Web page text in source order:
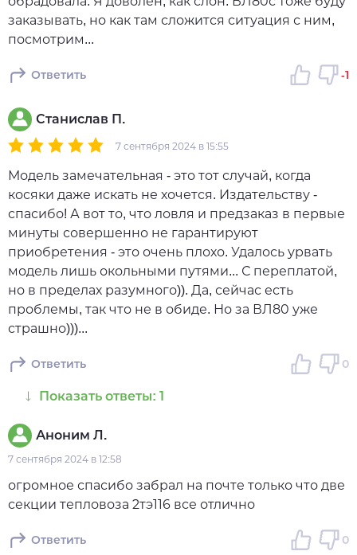
заказывать, но как там сложится ситуация с ним,
посмотрим...
Ответить -1
Станислав П.
7 сентября 2024 в 15:55
Модель замечательная - это тот случай, когда
косяки даже искать не хочется. Издательству -
спасибо! А вот то, что ловля и предзаказ в первые
минуты совершенно не гарантируют
приобретения - это очень плохо. Удалось урвать
модель лишь окольными путями... С переплатой,
но в пределах разумного)). Да, сейчас есть
проблемы, так что не в обиде. Но за ВЛ80 уже
страшно)))...
Ответить 0
Показать ответы: 1
Аноним Л.
7 сентября 2024 в 12:58
огромное спасибо забрал на почте только что две
секции тепловоза 2тэ116 все отлично
Ответить 0